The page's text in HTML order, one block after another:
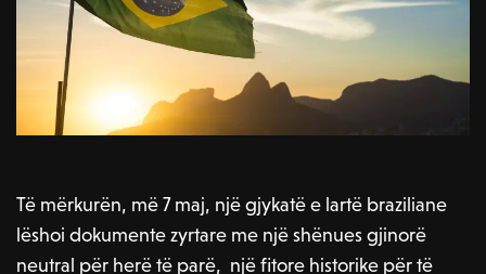
Të mërkurën, më 7 maj, një gjykatë e lartë braziliane
lëshoi dokumente zyrtare me një shënues gjinorë
neutral për herë të parë, një fitore historike për të